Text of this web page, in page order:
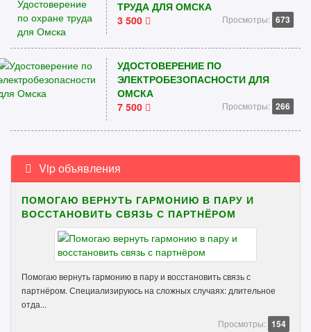
ТРУДА ДЛЯ ОМСКА
3 500
Просмотры: 673
УДОСТОВЕРЕНИЕ ПО
ЭЛЕКТРОБЕЗОПАСНОСТИ ДЛЯ
ОМСКА
7 500
Просмотры: 266
Vip объявления
ПОМОГАЮ ВЕРНУТЬ ГАРМОНИЮ В ПАРУ И
ВОССТАНОВИТЬ СВЯЗЬ С ПАРТНЁРОМ
Помогаю вернуть гармонию в пару и восстановить связь с
партнёром. Специализируюсь на сложных случаях: длительное
отда...
Просмотры: 154